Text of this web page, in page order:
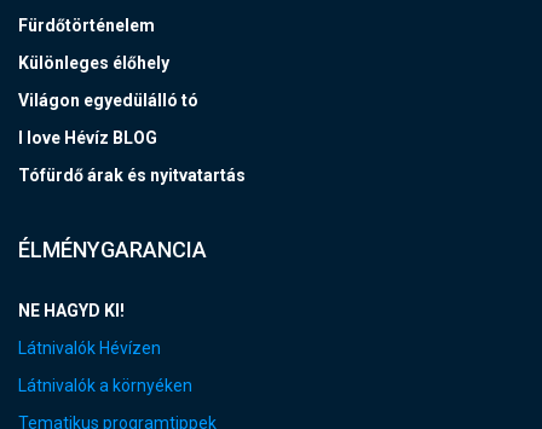
Fürdőtörténelem
Különleges élőhely
Világon egyedülálló tó
I love Hévíz BLOG
Tófürdő árak és nyitvatartás
ÉLMÉNYGARANCIA
NE HAGYD KI!
Látnivalók Hévízen
Látnivalók a környéken
Tematikus programtippek